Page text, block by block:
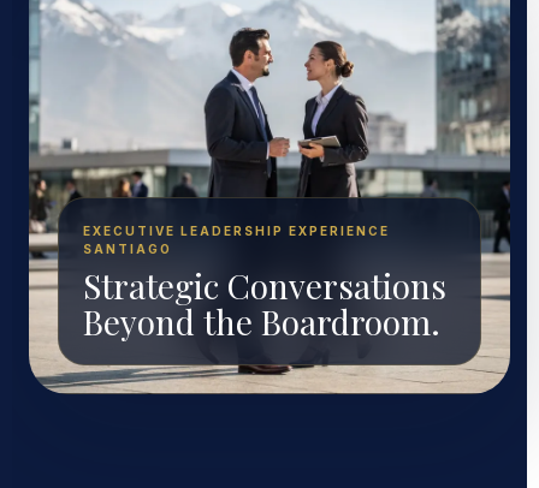
EXECUTIVE LEADERSHIP EXPERIENCE
SANTIAGO
Strategic Conversations
Beyond the Boardroom.